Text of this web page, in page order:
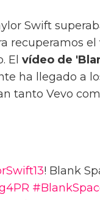
Swift
recuperamos
El vídeo de
ha llegado a
tanto Vevo
! Blank